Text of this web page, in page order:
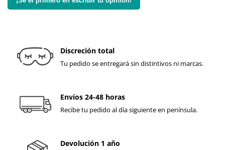
Discreción total
Tu pedido se entregará sin distintivos ni marcas.
Envíos 24-48 horas
Recibe tu pedido al día siguiente en península.
Devolución 1 año